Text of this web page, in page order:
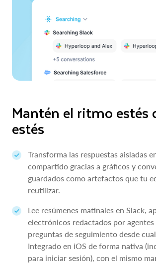
Mantén el ritmo estés
estés
Transforma las respuestas aisladas
compartido gracias a gráficos y
guardados como artefactos que tu
reutilizar.
Lee resúmenes matinales en Slack,
electrónicos redactados por agentes
preguntas de seguimiento desde
Integrado en iOS de forma nativa
para iniciar sesión), con el mismo